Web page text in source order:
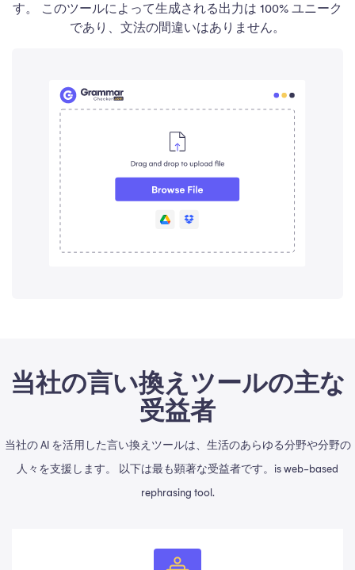
す。 このツールによって生成される出力は 100% ユニーク
であり、文法の間違いはありません。
当社の言い換えツールの主な
受益者
当社の AI を活用した言い換えツールは、生活のあらゆる分野や分野の
人々を支援します。 以下は最も顕著な受益者です。is web-based
rephrasing tool.